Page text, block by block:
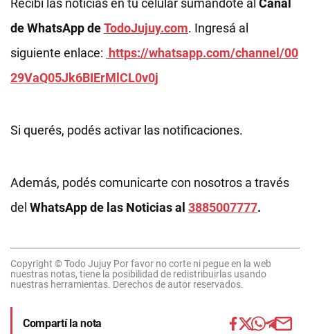
Recibí las noticias en tu celular sumándote al Canal
de WhatsApp deTodoJujuy.com. Ingresá al
siguiente enlace: https://whatsapp.com/channel/00
29VaQ05Jk6BIErMlCL0v0j
Si querés, podés activar las notificaciones.
Además, podés comunicarte con nosotros a través
del WhatsApp de las Noticias al 3885007777.
Copyright © Todo Jujuy Por favor no corte ni pegue en la web
nuestras notas, tiene la posibilidad de redistribuirlas usando
nuestras herramientas. Derechos de autor reservados.
Compartí la nota